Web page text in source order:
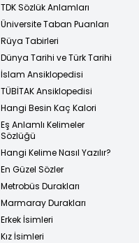
TDK Sözlük Anlamları
Üniversite Taban Puanları
Rüya Tabirleri
Dünya Tarihi ve Türk Tarihi
İslam Ansiklopedisi
TÜBİTAK Ansiklopedisi
Hangi Besin Kaç Kalori
Eş Anlamlı Kelimeler
Sözlüğü
Hangi Kelime Nasıl Yazılır?
En Güzel Sözler
Metrobüs Durakları
Marmaray Durakları
Erkek İsimleri
Kız İsimleri